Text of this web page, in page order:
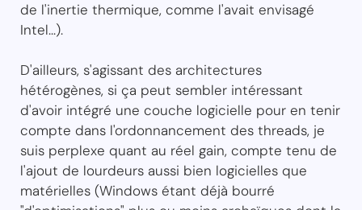
de l'inertie thermique, comme l'avait envisagé
Intel...).
D'ailleurs, s'agissant des architectures
hétérogènes, si ça peut sembler intéressant
d'avoir intégré une couche logicielle pour en tenir
compte dans l'ordonnancement des threads, je
suis perplexe quant au réel gain, compte tenu de
l'ajout de lourdeurs aussi bien logicielles que
matérielles (Windows étant déjà bourré